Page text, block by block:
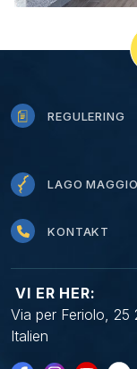
REGULERING
LAGO
KONTAKT
VI ER HER:
Via per Feriolo,
Italien